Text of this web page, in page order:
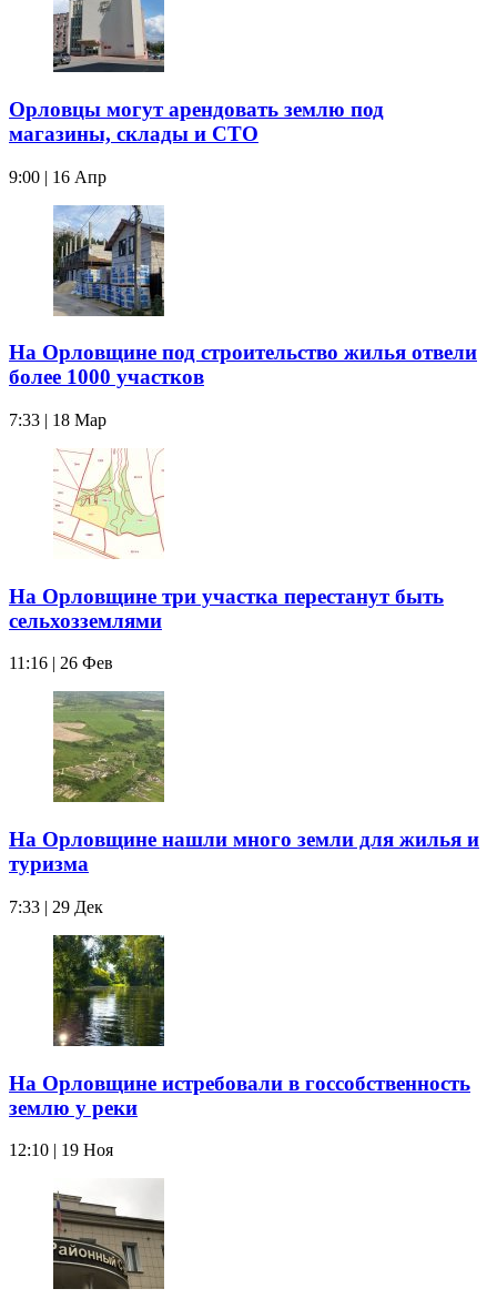
Орловцы могут арендовать землю под
магазины, склады и СТО
9:00 | 16 Апр
На Орловщине под строительство жилья отвели
более 1000 участков
7:33 | 18 Мар
На Орловщине три участка перестанут быть
сельхозземлями
11:16 | 26 Фев
На Орловщине нашли много земли для жилья и
туризма
7:33 | 29 Дек
На Орловщине истребовали в госсобственность
землю у реки
12:10 | 19 Ноя